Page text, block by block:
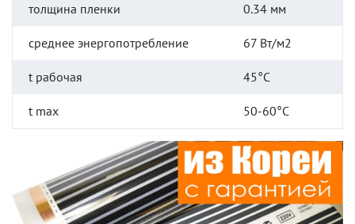
толщина пленки 0.34 мм
среднее энергопотребление 67 Вт/м2
t рабочая 45°C
t max 50-60°C